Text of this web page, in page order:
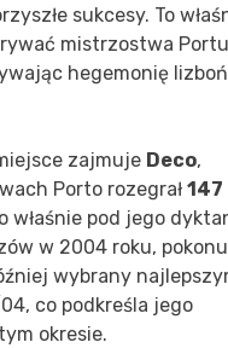
sukcesy. To
mistrzostwa
hegemonię
zajmuje Deco,
Porto rozegrał 147
właśnie pod jego
w 2004 roku,
wybrany
co podkreśla jego
okresie.